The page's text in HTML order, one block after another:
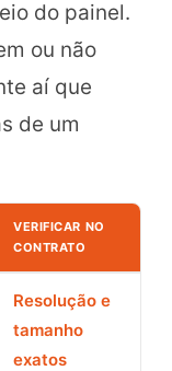
do painel.
ou não
aí que
de um
VERIFICAR NO
CONTRATO
Resolução e
tamanho
exatos